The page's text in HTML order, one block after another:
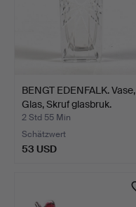
BENGT EDENFALK. Vase,
Glas, Skruf glasbruk.
2 Std 55 Min
Schätzwert
53 USD